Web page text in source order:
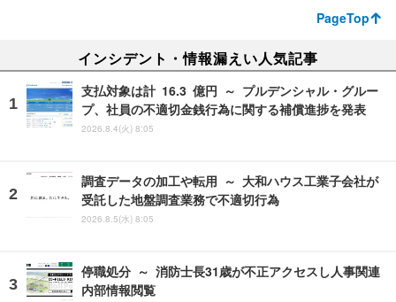
PageTop
インシデント・情報漏えい人気記事
支払対象は計 16.3 億円 ～ プルデンシャル・グルー
プ、社員の不適切金銭行為に関する補償進捗を発表
2026.8.4(火) 8:05
調査データの加工や転用 ～ 大和ハウス工業子会社が
受託した地盤調査業務で不適切行為
2026.8.5(水) 8:05
停職処分 ～ 消防士長31歳が不正アクセスし人事関連
内部情報閲覧